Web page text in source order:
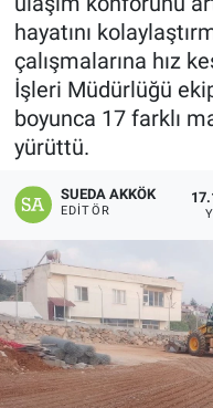
hayatını
çalışmalarına hız
İşleri Müdürlüğü
boyunca 17 farklı
yürüttü.
SUEDA AKKÖK
EDITÖR
EKONOMİ
SİYASET
SAĞLIK
YAŞAM
EĞİTİM
ASAYİŞ
MAGAZİN
Haber Arşivi